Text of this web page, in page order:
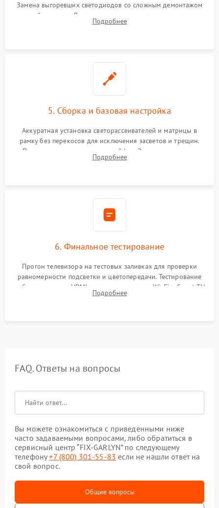
Замена выгоревших светодиодов со сложным демонтажом
хрупкой матрицы. Восстановление поврежденных дорожек,
прошивка микросхем памяти EEPROM
Подробнее
5. Сборка и базовая настройка
Аккуратная установка светорассеивателей и матрицы в
рамку без перекосов для исключения засветов и трещин.
Подключение внутренних шлейфов. Закрытие корпуса.
Сброс настроек и обновление программного обеспечения.
Подробнее
6. Финальное тестирование
Прогон телевизора на тестовых заливках для проверки
равномерности подсветки и цветопередачи. Тестирование
работы разъемов HDMI, динамиков, модуля Wi-Fi и Smart TV
в рабочем режиме в течение нескольких часов.
Подробнее
FAQ. Ответы на вопросы
Вы можете ознакомиться с приведенными ниже
часто задаваемыми вопросами, либо обратиться в
сервисный центр “FIX-GARLYN” по следующему
телефону+7 (800) 301-55-83 если не нашли ответ на
свой вопрос.
Общие вопросы